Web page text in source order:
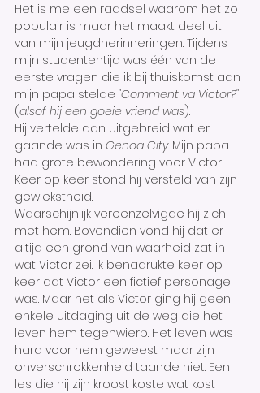
Het is me een raadsel waarom het zo
populair is maar het maakt deel uit
van mijn jeugdherinneringen. Tijdens
mijn studententijd was één van de
eerste vragen die ik bij thuiskomst aan
mijn papa stelde "Comment va Victor?"
(alsof hij een goeie vriend was).
Hij vertelde dan uitgebreid wat er
gaande was in Genoa City. Mijn papa
had grote bewondering voor Victor.
Keer op keer stond hij versteld van zijn
gewiekstheid.
Waarschijnlijk vereenzelvigde hij zich
met hem. Bovendien vond hij dat er
altijd een grond van waarheid zat in
wat Victor zei. Ik benadrukte keer op
keer dat Victor een fictief personage
was. Maar net als Victor ging hij geen
enkele uitdaging uit de weg die het
leven hem tegenwierp. Het leven was
hard voor hem geweest maar zijn
onverschrokkenheid taande niet. Een
les die hij zijn kroost koste wat kost